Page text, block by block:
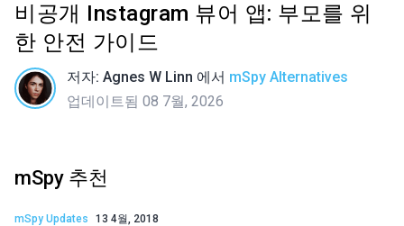
비공개 Instagram 뷰어 앱: 부모를 위
한 안전 가이드
저자: Agnes W Linn 에서 mSpy Alternatives
업데이트됨 08 7월, 2026
mSpy 추천
mSpy Updates 13 4월, 2018